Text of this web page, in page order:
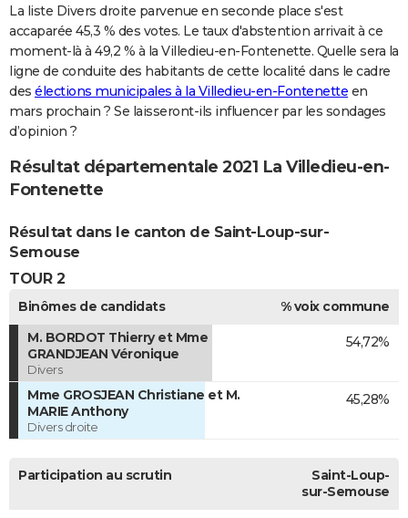
La liste Divers droite parvenue en seconde place s'est
accaparée 45,3 % des votes. Le taux d'abstention arrivait à ce
moment-là à 49,2 % à la Villedieu-en-Fontenette. Quelle sera la
ligne de conduite des habitants de cette localité dans le cadre
des élections municipales à la Villedieu-en-Fontenette en
mars prochain ? Se laisseront-ils influencer par les sondages
d’opinion ?
Résultat départementale 2021 La Villedieu-en-
Fontenette
Résultat dans le canton de Saint-Loup-sur-
Semouse
TOUR 2
Binômes de candidats
% voix commune
M. BORDOT Thierry et Mme
GRANDJEAN Véronique
Divers
54,72%
Mme GROSJEAN Christiane et M.
MARIE Anthony
Divers droite
45,28%
Participation au scrutin
Saint-Loup-
sur-Semouse